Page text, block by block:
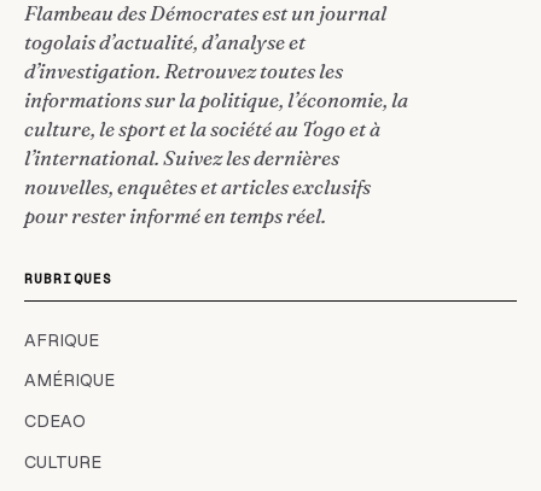
Flambeau des Démocrates est un journal
togolais d’actualité, d’analyse et
d’investigation. Retrouvez toutes les
informations sur la politique, l’économie, la
culture, le sport et la société au Togo et à
l’international. Suivez les dernières
nouvelles, enquêtes et articles exclusifs
pour rester informé en temps réel.
RUBRIQUES
AFRIQUE
AMÉRIQUE
CDEAO
CULTURE